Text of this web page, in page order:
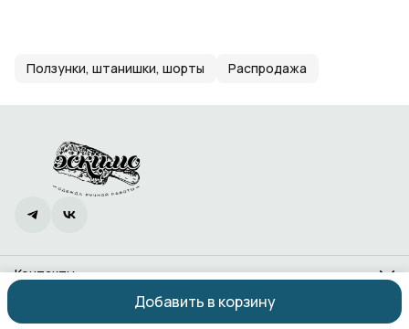
Добавить в корзину
Ползунки, штанишки, шорты Распродажа
Контакты
Ростов-на-Дону, проспект 40-летия Победы, 338
Телефон
ОплатаДоставкаПравила возвратаРеквизитыОферта